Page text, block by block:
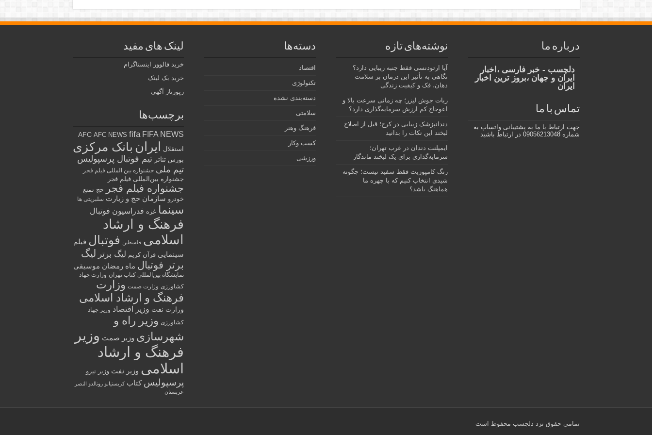
درباره ما
دلچسب - خبر فارسی ،اخبار
ایران و جهان ،بروز ترین اخبار
ایران
تماس با ما
جهت ارتباط با ما به پشتیبانی واتساپ به
شماره 09056213048 در ارتباط باشید
نوشته‌های تازه
آیا ارتودنسی فقط جنبه زیبایی دارد؟
نگاهی به تأثیر این درمان بر سلامت
دهان، فک و کیفیت زندگی
ربات جوش لیزر؛ چه زمانی سرعت بالا و
اعوجاج کم ارزش سرمایه‌گذاری دارد؟
دندانپزشک زیبایی در کرج؛ قبل از اصلاح
لبخند این نکات را بدانید
ایمپلنت دندان در غرب تهران؛
سرمایه‌گذاری برای یک لبخند ماندگار
رنگ کامپوزیت فقط سفید نیست؛ چگونه
شیدی انتخاب کنیم که با چهره ما
هماهنگ باشد؟
دسته‌ها
اقتصاد
تکنولوژی
دسته‌بندی نشده
سلامتی
فرهنگ وهنر
کسب وکار
ورزشی
لینک های مفید
خرید فالوور اینستاگرام
خرید بک لینک
رپورتاژ آگهی
برچسب‌ها
AFC AFC NEWS fifa FIFA NEWS
استقلال ایران بانک مرکزی
بورس تئاتر تیم فوتبال پرسپولیس
تیم ملی جشنواره بین المللی فیلم فجر
جشنواره بین‌المللی فیلم فجر
جشنواره فیلم فجر
حج تمتع
خودرو سازمان حج و زیارت سلبریتی ها
سینما غزه فدراسیون فوتبال
فرهنگ و ارشاد
اسلامی فلسطین فوتبال فیلم
سینمایی قرآن کریم لیگ برتر لیگ
برتر فوتبال ماه رمضان موسیقی
نمایشگاه بین‌المللی کتاب تهران وزارت جهاد
کشاورزی وزارت صمت وزارت
فرهنگ و ارشاد اسلامی
وزارت نفت وزیر اقتصاد وزیر جهاد
کشاورزی وزیر راه و
شهرسازی وزیر صمت وزیر
فرهنگ و ارشاد
اسلامی وزیر نفت وزیر نیرو
پرسپولیس کتاب کریستیانو رونالدو النصر
عربستان
تمامی حقوق نزد دلچسب محفوظ است